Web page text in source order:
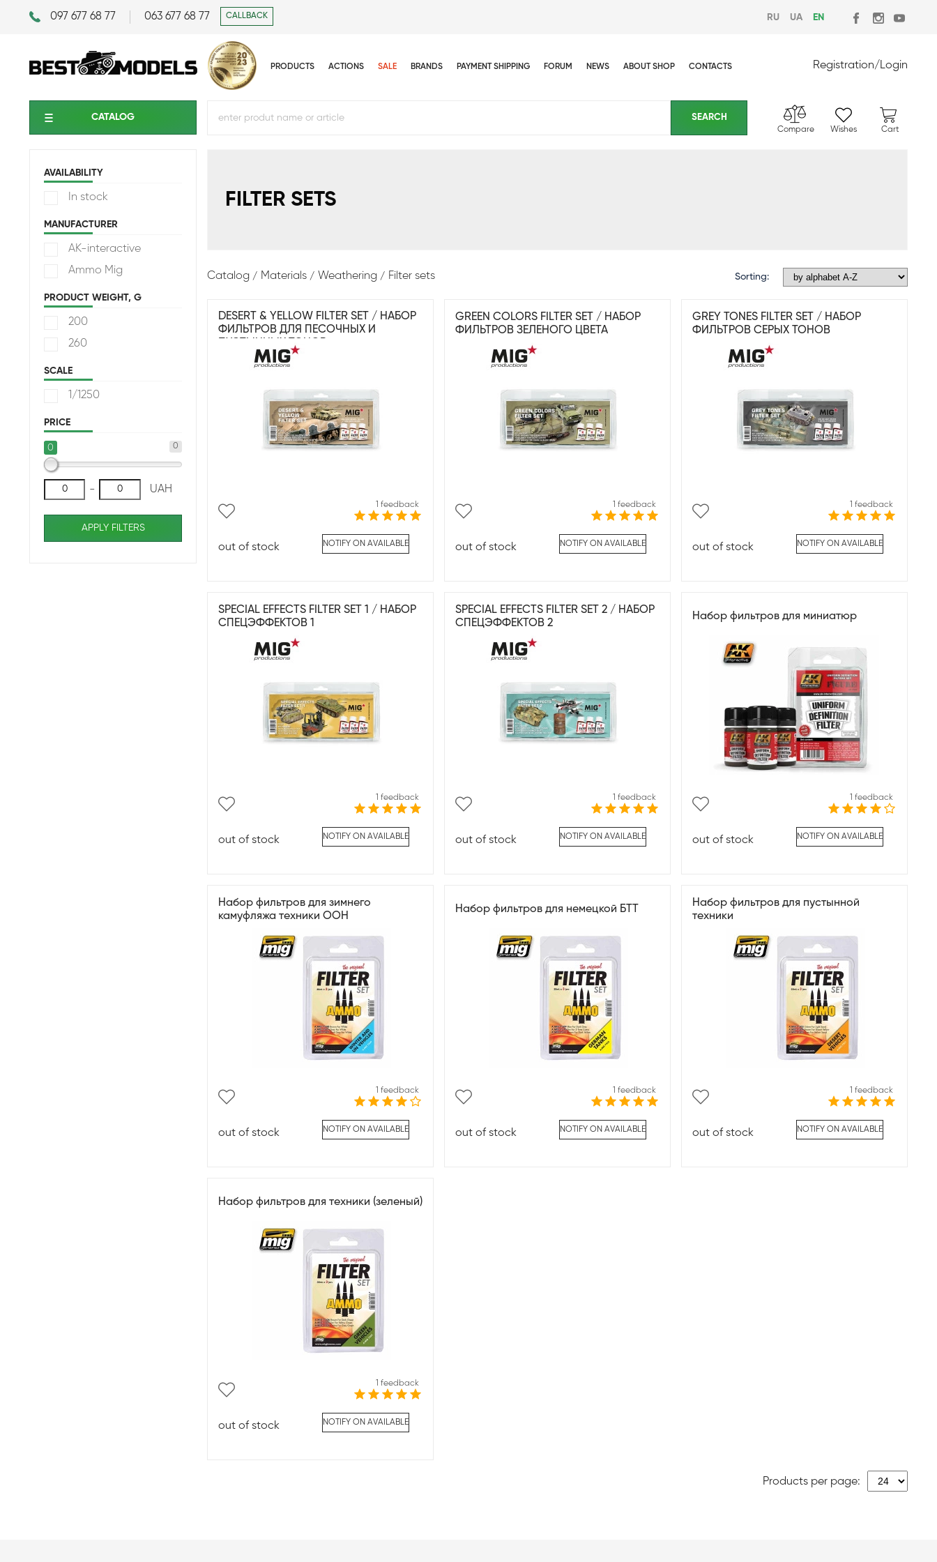
097 677 68 77 063 677 68 77 CALLBACK RU UA EN
PRODUCTS ACTIONS SALE BRANDS PAYMENT SHIPPING FORUM NEWS ABOUT SHOP CONTACTS Registration/Login
CATALOG
Compare Wishes Cart
AVAILABILITY
In stock
MANUFACTURER
AK-interactive
Ammo Mig
PRODUCT WEIGHT, G
200
260
SCALE
1/1250
PRICE
0
0
- UAH
APPLY FILTERS
FILTER SETS
Catalog Materials Weathering Filter sets Sorting:
DESERT & YELLOW FILTER SET / НАБОР
ФИЛЬТРОВ ДЛЯ ПЕСОЧНЫХ И
ПУСТЫННЫХ ТОНОВ
1 feedback
out of stock NOTIFY ON AVAILABLE
GREEN COLORS FILTER SET / НАБОР
ФИЛЬТРОВ ЗЕЛЕНОГО ЦВЕТА
1 feedback
out of stock NOTIFY ON AVAILABLE
GREY TONES FILTER SET / НАБОР
ФИЛЬТРОВ СЕРЫХ ТОНОВ
1 feedback
out of stock NOTIFY ON AVAILABLE
SPECIAL EFFECTS FILTER SET 1 / НАБОР
СПЕЦЭФФЕКТОВ 1
1 feedback
out of stock NOTIFY ON AVAILABLE
SPECIAL EFFECTS FILTER SET 2 / НАБОР
СПЕЦЭФФЕКТОВ 2
1 feedback
out of stock NOTIFY ON AVAILABLE
Набор фильтров для миниатюр
1 feedback
out of stock NOTIFY ON AVAILABLE
Набор фильтров для зимнего
камуфляжа техники ООН
1 feedback
out of stock NOTIFY ON AVAILABLE
Набор фильтров для немецкой БТТ
1 feedback
out of stock NOTIFY ON AVAILABLE
Набор фильтров для пустынной
техники
1 feedback
out of stock NOTIFY ON AVAILABLE
Набор фильтров для техники (зеленый)
1 feedback
out of stock NOTIFY ON AVAILABLE
Products per page: